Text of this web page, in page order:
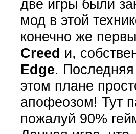
две игры были
мод в этой
конечно же
Creed и,
Edge. Последняя
этом плане
апофеозом! Тут
пожалуй 90%